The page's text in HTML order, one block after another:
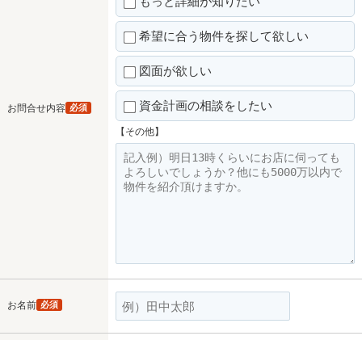
お問合せ内容 必須
希望に合う物件を探して欲しい
図面が欲しい
資金計画の相談をしたい
【その他】
お名前 必須